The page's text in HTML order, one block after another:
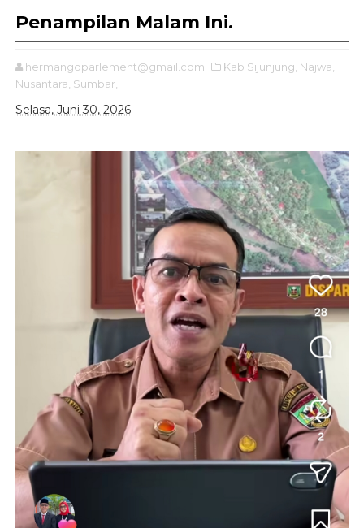
Penampilan Malam Ini.
hermangoparlement@gmail.com Kab Sijunjung, Najwa,
Nusantara, Sumbar,
Selasa, Juni 30, 2026